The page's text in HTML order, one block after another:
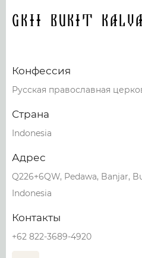
GKII BUKIT
Конфессия
Русская православная
Страна
Indonesia
Адрес
Q226+6QW, Pedawa, Banjar,
Indonesia
Контакты
+62 822-3689-4920